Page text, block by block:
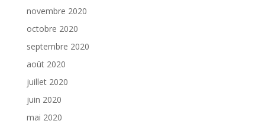
novembre 2020
octobre 2020
septembre 2020
août 2020
juillet 2020
juin 2020
mai 2020